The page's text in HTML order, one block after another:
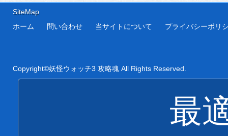
SiteMap
ホーム
問い合わせ 当サイトについて プライバシーポリ
Copyright©妖怪ウォッチ3 攻略魂 All Rights Reserved.
最